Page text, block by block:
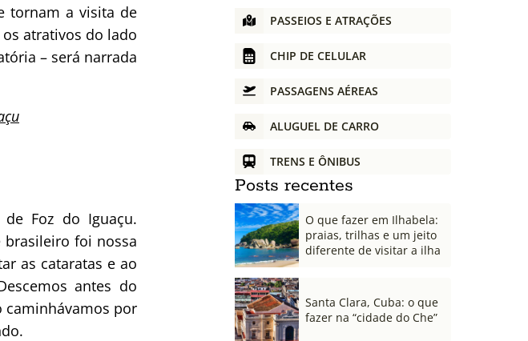
tornam a visita de
atrativos do lado
– será narrada
Foz do Iguaçu.
foi nossa
as cataratas e ao
antes do
caminhávamos por
PASSEIOS E ATRAÇÕES
CHIP DE CELULAR
PASSAGENS AÉREAS
ALUGUEL DE CARRO
TRENS E ÔNIBUS
Posts recentes
O que fazer em Ilhabela:
praias, trilhas e um jeito
diferente de visitar a ilha
Santa Clara, Cuba: o que
fazer na “cidade do Che”